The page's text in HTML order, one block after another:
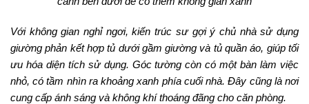
Với không gian nghỉ ngơi, kiến trúc sư gợi ý chủ nhà sử dụng
giường phản kết hợp tủ dưới gầm giường và tủ quần áo, giúp tối
ưu hóa diện tích sử dụng. Góc tường còn có một bàn làm việc
nhỏ, có tầm nhìn ra khoảng xanh phía cuối nhà. Đây cũng là nơi
cung cấp ánh sáng và không khí thoáng đãng cho căn phòng.